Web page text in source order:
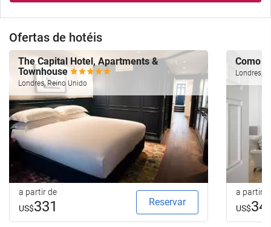
Ofertas de hotéis
The Capital Hotel, Apartments &
Townhouse
Londres, Reino Unido
a partir de
US$331 Reservar
Como
Londres,
a partir
US$